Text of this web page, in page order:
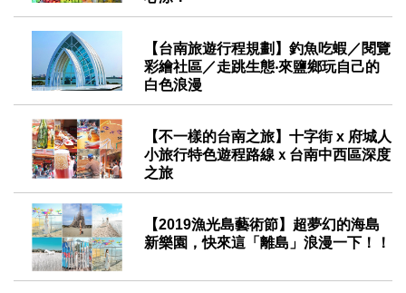
2019-08-29
【台南旅遊行程規劃】釣魚吃蝦／閱覽
彩繪社區／走跳生態‧來鹽鄉玩自己的
白色浪漫
2019-06-26
【不一樣的台南之旅】十字街 x 府城人
小旅行特色遊程路線ｘ台南中西區深度
之旅
2019-06-10
【2019漁光島藝術節】超夢幻的海島
新樂園，快來這「離島」浪漫一下！！